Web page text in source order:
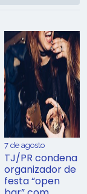
7 de agosto
TJ/PR condena
organizador de
festa “open